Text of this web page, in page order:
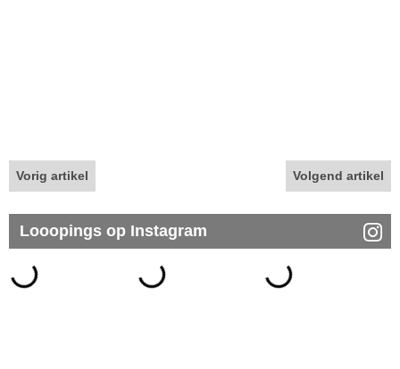
Vorig artikel Volgend artikel
Looopings op Instagram